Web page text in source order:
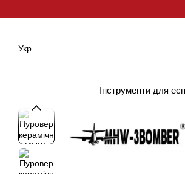
Укр
Інструменти для